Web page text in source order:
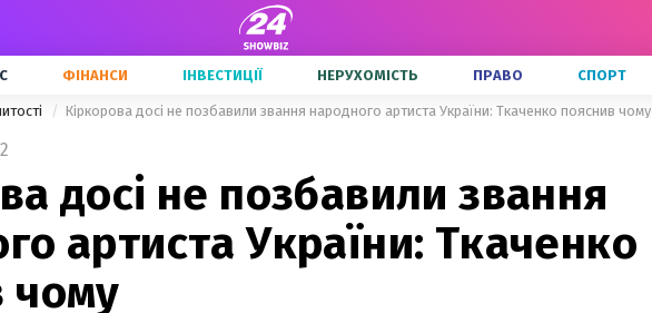
ФІНАНСИ ІНВЕСТИЦІЇ НЕРУХОМІСТЬ ПРАВО СПОРТ
Кіркорова досі не позбавили звання народного артиста України: Ткаченко пояснив чому
2
досі не позбавили звання
артиста України: Ткаченко
чому